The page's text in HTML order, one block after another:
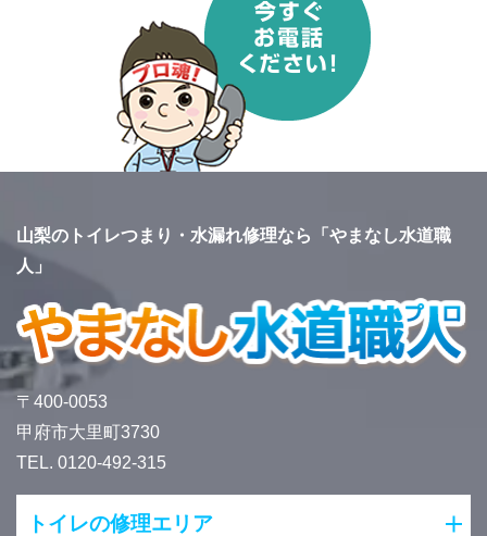
山梨のトイレつまり・水漏れ修理なら「やまなし水道職
人」
〒400-0053
甲府市大里町3730
TEL. 0120-492-315
トイレの修理エリア